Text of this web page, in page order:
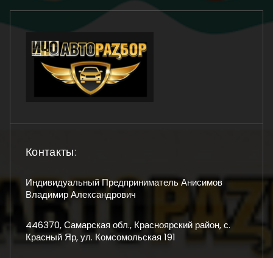
Контакты:
Индивидуальный Предприниматель Анисимов
Владимир Александрович
446370, Самарская обл., Красноярский район, с.
Красный Яр, ул. Комсомольская 191